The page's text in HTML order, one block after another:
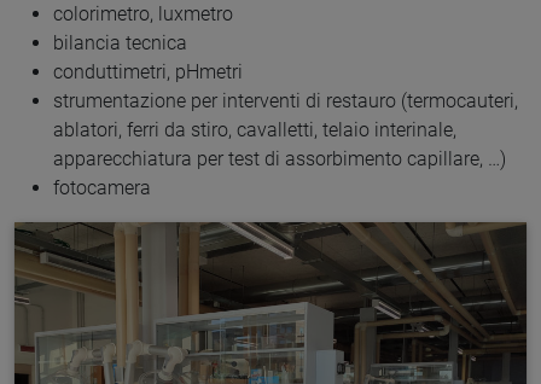
colorimetro, luxmetro
bilancia tecnica
conduttimetri, pHmetri
strumentazione per interventi di restauro (termocauteri,
ablatori, ferri da stiro, cavalletti, telaio interinale,
apparecchiatura per test di assorbimento capillare, …)
fotocamera